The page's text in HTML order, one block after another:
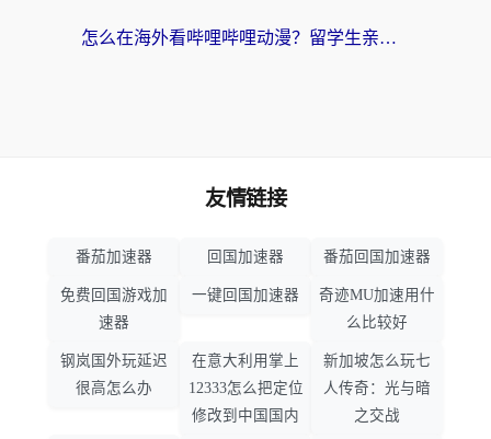
怎么在海外看哔哩哔哩动漫？留学生亲测有效的回国加速方案
友情链接
番茄加速器 回国加速器 番茄回国加速器
免费回国游戏加
速器
一键回国加速器
奇迹MU加速用什
么比较好
钢岚国外玩延迟
很高怎么办
在意大利用掌上
12333怎么把定位
修改到中国国内
新加坡怎么玩七
人传奇：光与暗
之交战